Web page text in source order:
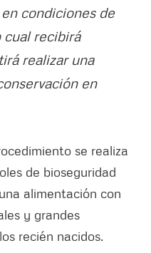
condiciones de
cual recibirá
realizar una
en
se realiza
de bioseguridad
alimentación con
y grandes
recién nacidos.